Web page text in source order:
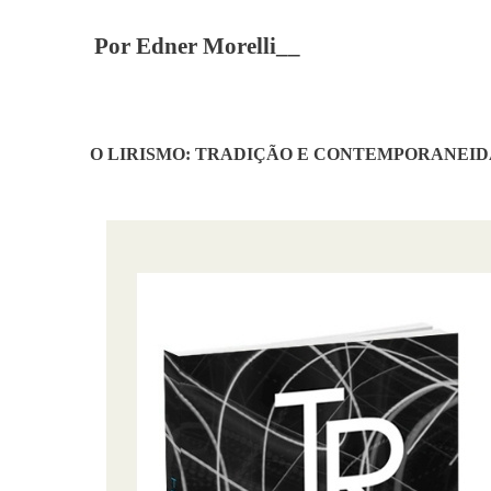
Por Edner Morelli__
O LIRISMO: TRADIÇÃO E